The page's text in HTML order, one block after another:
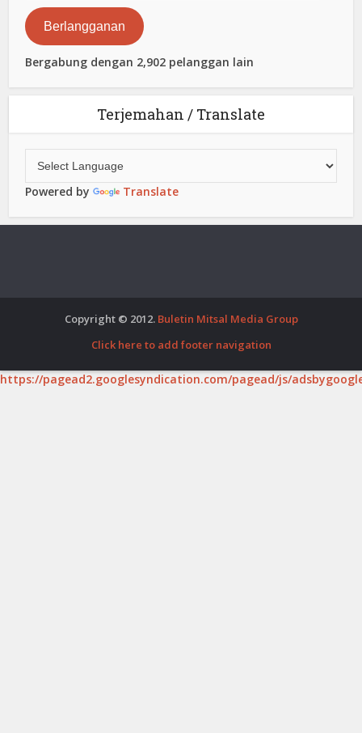
Elektronik
Berlangganan
Bergabung dengan 2,902 pelanggan lain
Terjemahan / Translate
Powered by Translate
Copyright © 2012. Buletin Mitsal Media Group
Click here to add footer navigation
https://pagead2.googlesyndication.com/pagead/js/